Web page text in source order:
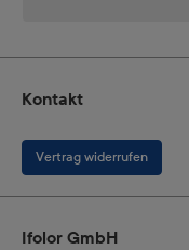
Kontakt
Vertrag widerrufen
Ifolor GmbH